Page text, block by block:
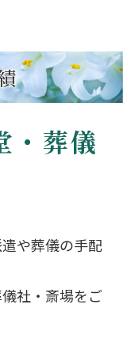
・葬儀
や葬儀の手配
社・斎場をご